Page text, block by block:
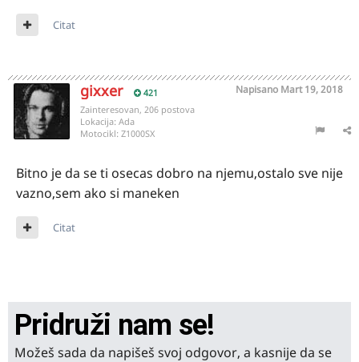
Citat
gixxer 421 Napisano Mart 19, 2018
Zainteresovan, 206 postova
Lokacija: Ada
Motocikl: Z1000SX
Bitno je da se ti osecas dobro na njemu,ostalo sve nije
vazno,sem ako si maneken
Citat
Pridruži nam se!
Možeš sada da napišeš svoj odgovor, a kasnije da se